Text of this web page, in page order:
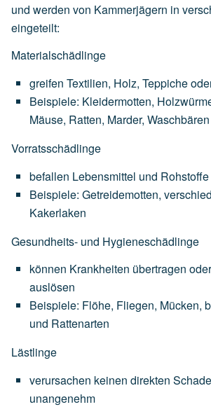
und werden von Kammerjägern in
eingeteilt:
Materialschädlinge
greifen Textilien, Holz, Teppiche
Beispiele: Kleidermotten,
Mäuse, Ratten, Marder, Waschbären
Vorratsschädlinge
befallen Lebensmittel und Rohstoffe
Beispiele: Getreidemotten,
Kakerlaken
Gesundheits- und Hygieneschädlinge
können Krankheiten übertragen oder
auslösen
Beispiele: Flöhe, Fliegen, Mücken,
und Rattenarten
Lästlinge
verursachen keinen direkten
unangenehm